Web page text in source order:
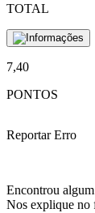
TOTAL
7,40
PONTOS
Reportar Erro
Encontrou
Nos explique no